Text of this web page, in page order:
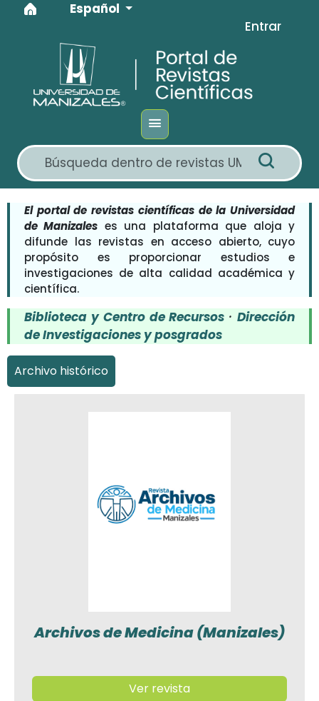
Ir al menú de navegación principal
Ir al contenido principal
Ir al pie de página del sitio
Idioma
Español
Entrar
El portal de revistas científicas de la Universidad
de Manizales es una plataforma que aloja y
difunde las revistas en acceso abierto, cuyo
propósito es proporcionar estudios e
investigaciones de alta calidad académica y
científica.
Biblioteca y Centro de Recursos · Dirección
de Investigaciones y posgrados
Archivo histórico
Archivos de Medicina (Manizales)
Ver revista